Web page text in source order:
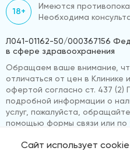
18+
Имеются
Необходима
Л041-01162-50/000367156
в сфере здравоохранения
Обращаем ваше внимание,
отличаться от цен в Клинике
офертой согласно ст. 437 (2)
подробной информации о
услуг, пожалуйста,
помощью формы связи или по
Сайт использует